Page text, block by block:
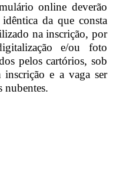
online deverão
da que consta
na inscrição, por
e/ou foto
pelos cartórios, sob
e a vaga ser
nubentes.